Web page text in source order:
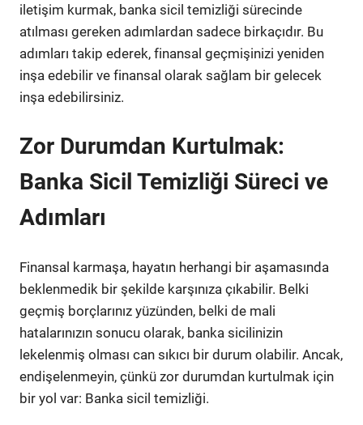
iletişim kurmak, banka sicil temizliği sürecinde
atılması gereken adımlardan sadece birkaçıdır. Bu
adımları takip ederek, finansal geçmişinizi yeniden
inşa edebilir ve finansal olarak sağlam bir gelecek
inşa edebilirsiniz.
Zor Durumdan Kurtulmak:
Banka Sicil Temizliği Süreci ve
Adımları
Finansal karmaşa, hayatın herhangi bir aşamasında
beklenmedik bir şekilde karşınıza çıkabilir. Belki
geçmiş borçlarınız yüzünden, belki de mali
hatalarınızın sonucu olarak, banka sicilinizin
lekelenmiş olması can sıkıcı bir durum olabilir. Ancak,
endişelenmeyin, çünkü zor durumdan kurtulmak için
bir yol var: Banka sicil temizliği.